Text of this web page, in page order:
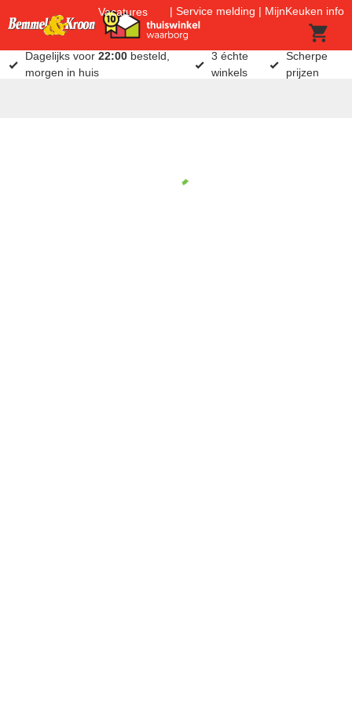
Vacatures Service melding MijnKeuken info
Dagelijks voor22:00 besteld,
morgen in huis
3 échte
winkels
Scherpe
prijzen